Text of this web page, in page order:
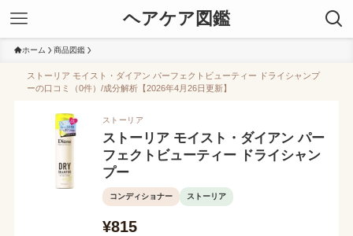
ヘアケア図鑑
ホーム 商品図鑑
ストーリア モイスト・ダイアン パーフェクトビューティー ドライシャンプ
ーの口コミ（0件）/成分解析【2026年4月26日更新】
ストーリア
ストーリア モイスト・ダイアン パー
フェクトビューティー ドライシャン
プー
コンディショナー ストーリア
¥815